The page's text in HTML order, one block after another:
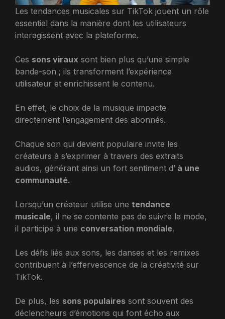
Les tendances musicales sur TikTok jouent un rôle
essentiel dans la manière dont les utilisateurs
interagissent avec la plateforme.
Ces sons viraux sont bien plus qu’une simple
bande-son ; ils transforment l’expérience
utilisateur et enrichissent le contenu.
En effet, le choix de la musique impacte
directement l’engagement des abonnés.
Chaque son qui devient populaire invite les
créateurs à s’exprimer à travers des extraits
audios, générant ainsi un fort sentiment d’ à une
communauté.
Lorsqu’un créateur utilise une tendance
musicale, il ne se contente pas de suivre la mode,
il participe à une conversation mondiale.
Les défis liés aux sons, les danses et les remixes
contribuent à l’effervescence de la créativité sur
TikTok.
De plus, les sons populaires sont souvent des
déclencheurs d’émotions qui font écho aux